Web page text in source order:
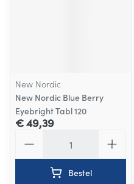
New Nordic
New Nordic Blue Berry
Eyebright Tabl 120
€ 49,39
Bestel